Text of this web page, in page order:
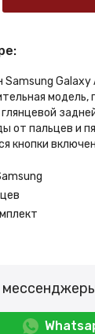
Galaxy
модель,
от пальцев и
кнопки